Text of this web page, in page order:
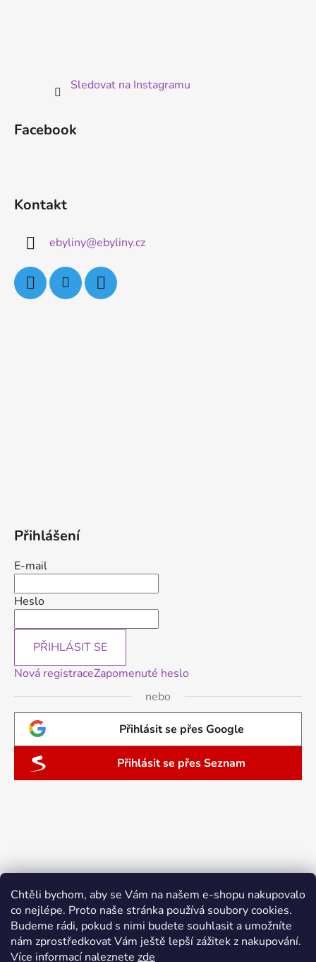
Chtěli bychom, aby se Vám na našem e-shopu nakupovalo
co nejlépe. Proto naše stránka používá soubory cookies.
Budeme rádi, pokud s nimi budete souhlasit a umožníte
nám zprostředkovat Vám ještě lepší zážitek z nakupování.
Více informací naleznete zde
Sledovat na Instagramu
Facebook
Kontakt
ebyliny@ebyliny.cz
Přihlášení
E-mail
Heslo
PŘIHLÁSIT SE
Nová registraceZapomenuté heslo
nebo
Přihlásit se přes Google
Přihlásit se přes Seznam